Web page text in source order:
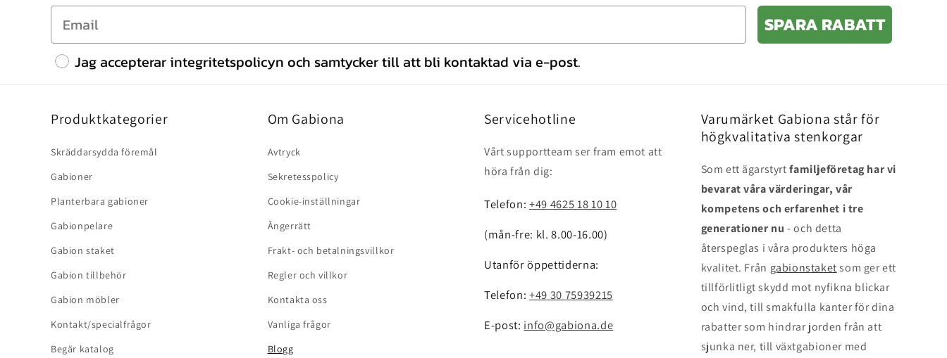
SPARA RABATT
Jag accepterar integritetspolicyn och samtycker till att bli kontaktad via e-post.
Produktkategorier
Skräddarsydda föremål
Gabioner
Planterbara gabioner
Gabionpelare
Gabion staket
Gabion tillbehör
Gabion möbler
Kontakt/specialfrågor
Begär katalog
Om Gabiona
Avtryck
Sekretesspolicy
Cookie-inställningar
Ångerrätt
Frakt- och betalningsvillkor
Regler och villkor
Kontakta oss
Vanliga frågor
Blogg
Servicehotline
Vårt supportteam ser fram emot att
höra från dig:
Telefon: +49 4625 18 10 10
(mån-fre: kl. 8.00-16.00)
Utanför öppettiderna:
Telefon: +49 30 75939215
E-post: info@gabiona.de
Varumärket Gabiona står för
högkvalitativa stenkorgar
Som ett ägarstyrtfamiljeföretag har vi
bevarat våra värderingar, vår
kompetens och erfarenhet i tre
generationer nu- och detta
återspeglas i våra produkters höga
kvalitet. Från gabionstaketsom ger ett
tillförlitligt skydd mot nyfikna blickar
och vind, till smakfulla kanter för dina
rabatter som hindrar jorden från att
sjunka ner, till växtgabioner med